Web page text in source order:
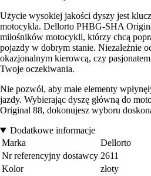
Użycie wysokiej jakości dyszy jest
motocykla. Dellorto PHBG-SHA
miłośników motocykli, którzy chcą
pojazdy w dobrym stanie. Niezależnie
okazjonalnym kierowcą, czy
Twoje oczekiwania.
Nie pozwól, aby małe elementy
jazdy. Wybierając dyszę główną do
Original 88, dokonujesz wyboru
Dodatkowe informacje
Marka
Dellorto
Nr referencyjny dostawcy 2611
Kolor
złoty